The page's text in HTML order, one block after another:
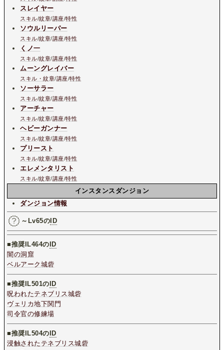
スレイヤー
スキル/紋章/講座/特性
ソウルリーパー
スキル/紋章/講座/特性
くノ一
スキル/紋章/講座/特性
ムーングレイバー
スキル・紋章/講座/特性
ソーサラー
スキル/紋章/講座/特性
アーチャー
スキル/紋章/講座/特性
ヘビーガンナー
スキル/紋章/講座/特性
プリースト
スキル/紋章/講座/特性
エレメンタリスト
スキル/紋章/講座/特性
インスタンスダンジョン
ダンジョン情報
～Lv65の ID
■推奨IL464の ID
闇の洞窟
ベルアーク城砦
■推奨IL501の ID
呪われたテネブリス城砦
ヴェリカ地下関門
司令官の修練場
■推奨IL504の ID
浸触されたテネブリス城砦